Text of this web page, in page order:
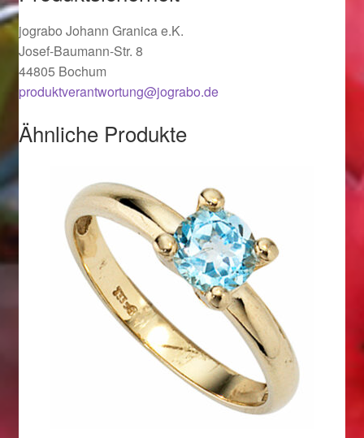
Valentinstag 2016
Valentinstag Geschenke
Vertrag widerrufen
Weihnachtsangebote 2015
Weihnachtsangebote 2016
Weihnachtsangebote 2017
Weihnachtsangebote 2018
jograbo Johann Granica e.K.
Josef-Baumann-Str. 8
44805 Bochum
produktverantwortung@jograbo.de
Ähnliche Produkte